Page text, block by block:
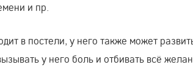
и пр.
в постели, у него также может
у него боль и отбивать всё